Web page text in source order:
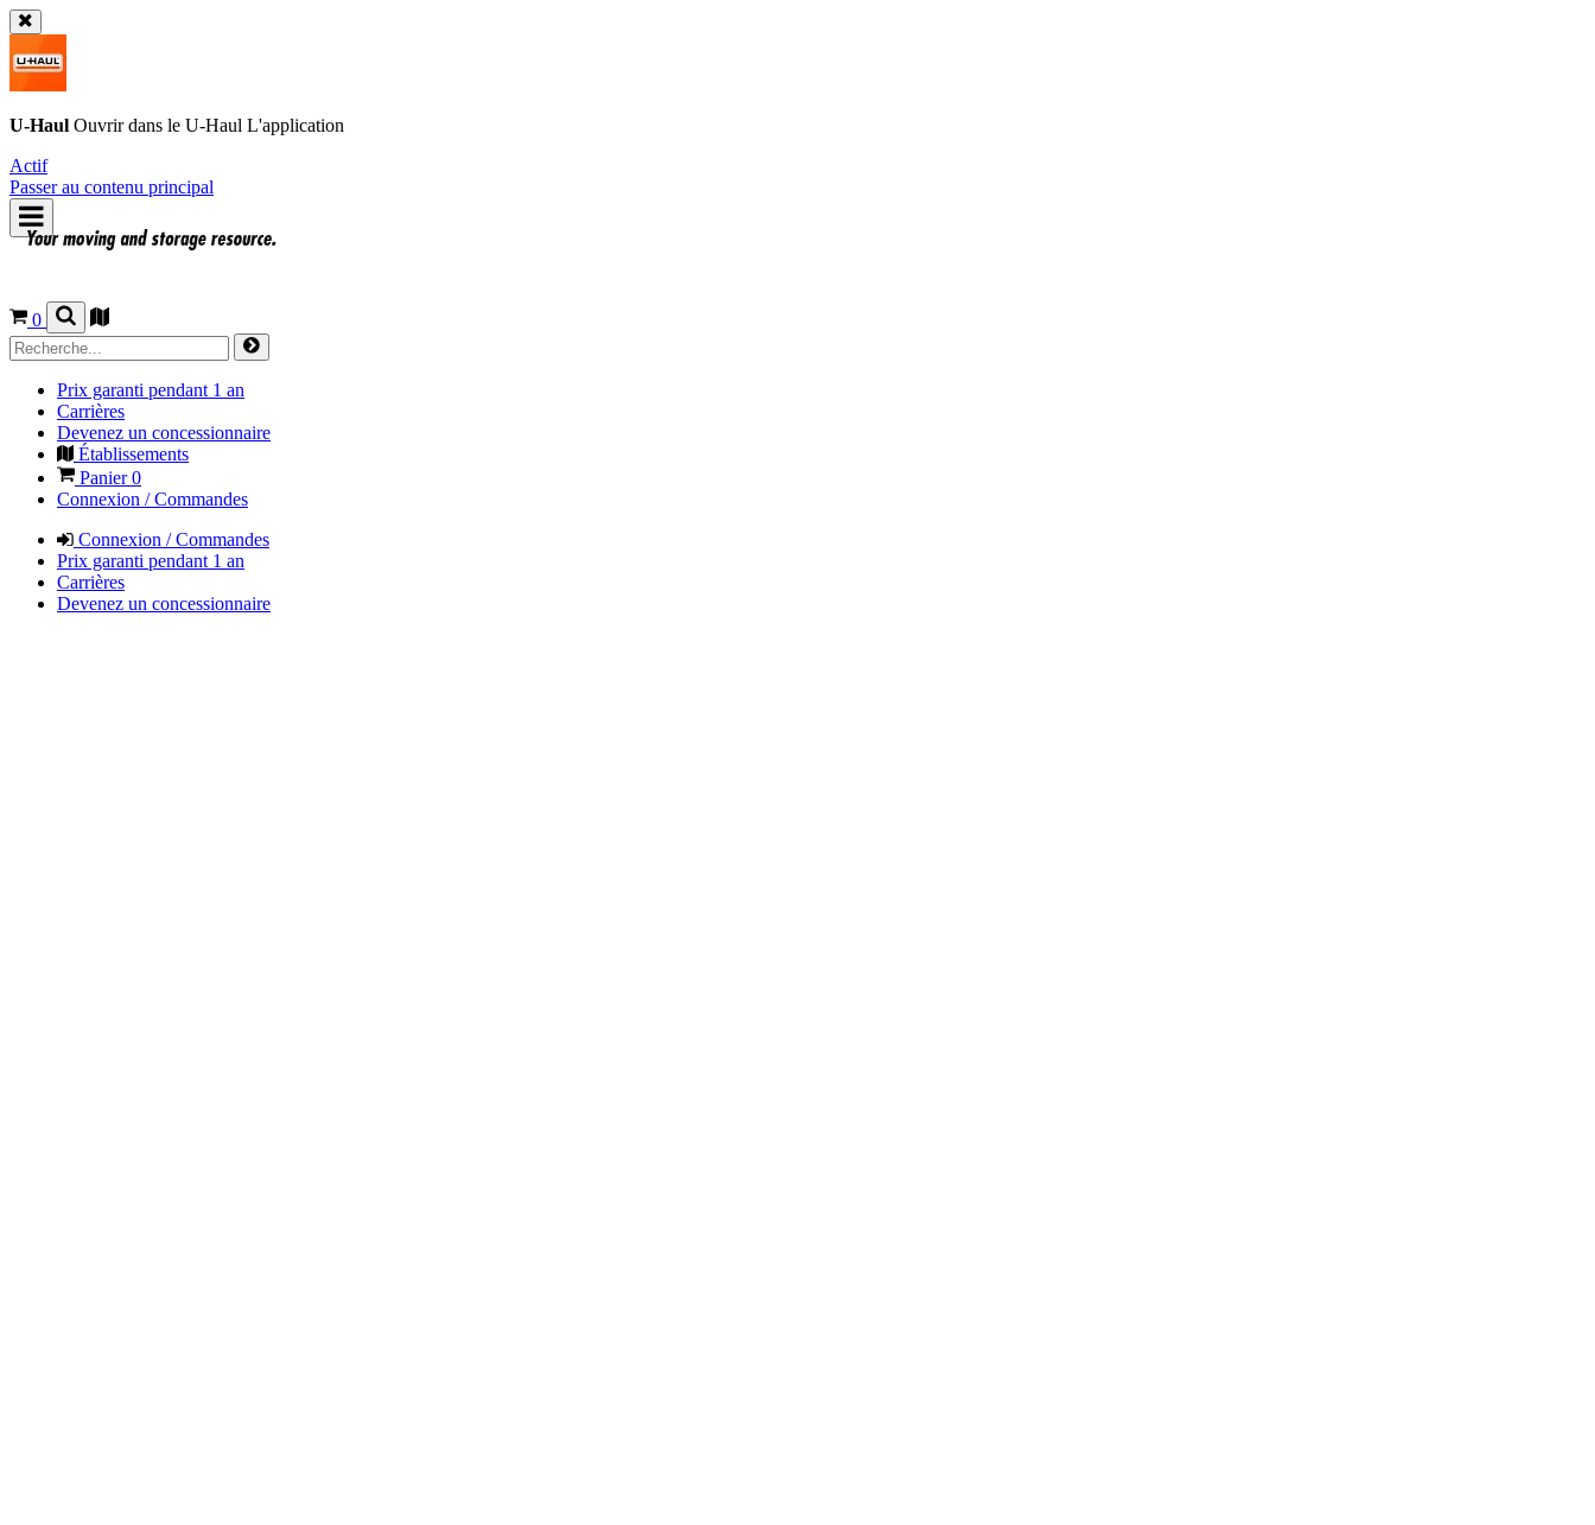
U-Haul Ouvrir dans le U-Haul L'application
Actif
Passer au contenu principal
0
Prix garanti pendant 1 an
Carrières
Devenez un concessionnaire
Établissements
Panier0
Connexion / Commandes
Connexion / Commandes
Prix garanti pendant 1 an
Carrières
Devenez un concessionnaire